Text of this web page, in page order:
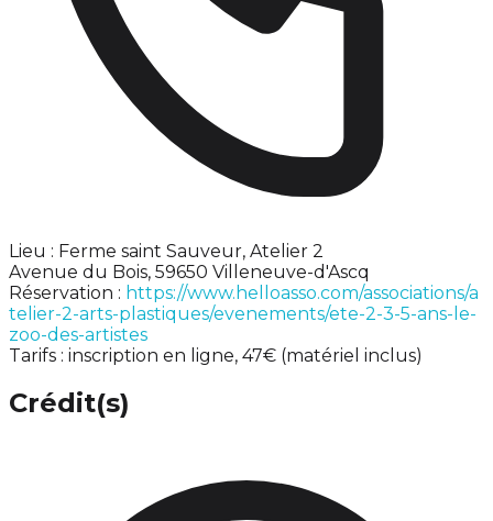
Lieu : Ferme saint Sauveur, Atelier 2
Avenue du Bois, 59650 Villeneuve-d'Ascq
Réservation : https://www.helloasso.com/associations/a
telier-2-arts-plastiques/evenements/ete-2-3-5-ans-le-
zoo-des-artistes
Tarifs : inscription en ligne, 47€ (matériel inclus)
Crédit(s)